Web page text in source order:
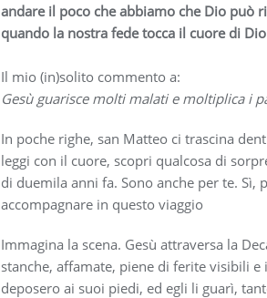
andare il poco che abbiamo che Dio
quando la nostra fede tocca il cuore di
Il mio (in)solito commento a:
Gesù guarisce molti malati e moltiplica i
In poche righe, san Matteo ci trascina
leggi con il cuore, scopri qualcosa di
di duemila anni fa. Sono anche per te.
accompagnare in questo viaggio
Immagina la scena. Gesù attraversa la
stanche, affamate, piene di ferite visibili
deposero ai suoi piedi, ed egli li guarì,